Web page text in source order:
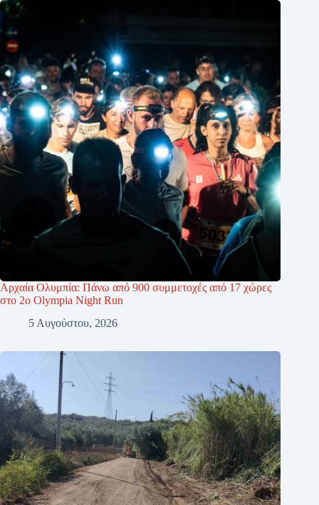
Αρχαία Ολυμπία: Πάνω από 900 συμμετοχές από 17 χώρες
στο 2ο Olympia Night Run
5 Αυγούστου, 2026